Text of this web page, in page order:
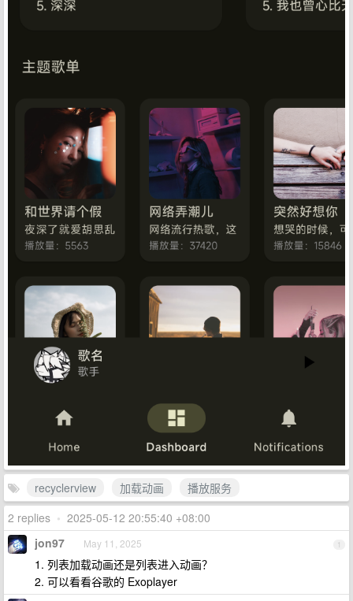
recyclerview 加载动画
播放服务
2 replies • 2025-05-12 20:55:40 +08:00
1
jon97 May 11, 2025
1. 列表加载动画还是列表进入动画？
2. 可以看看谷歌的 Exoplayer